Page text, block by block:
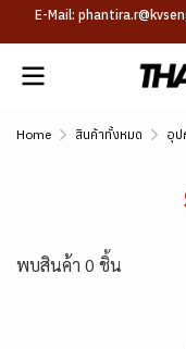
E-Mail:
Home สินค้าทั้งหมด อุ
พบสินค้า 0 ชิ้น